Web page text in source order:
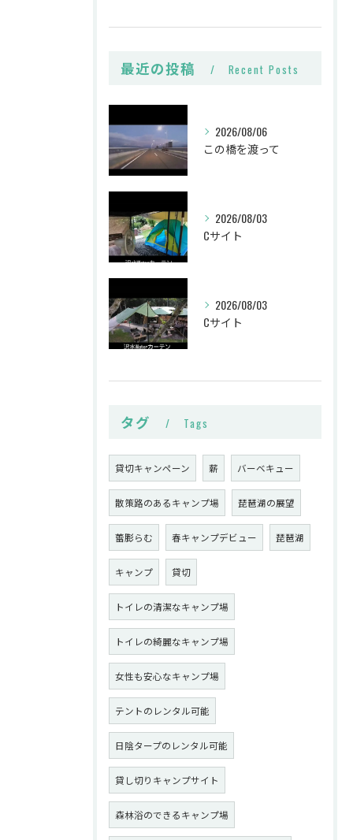
最近の投稿 Recent Posts
2026/08/06
この橋を渡って
2026/08/03
Cサイト
2026/08/03
Cサイト
タグ Tags
貸切キャンペーン 薪 バーベキュー
散策路のあるキャンプ場 琵琶湖の展望
蕾膨らむ 春キャンプデビュー 琵琶湖
キャンプ 貸切
トイレの清潔なキャンプ場
トイレの綺麗なキャンプ場
女性も安心なキャンプ場
テントのレンタル可能
日陰タープのレンタル可能
貸し切りキャンプサイト
森林浴のできるキャンプ場